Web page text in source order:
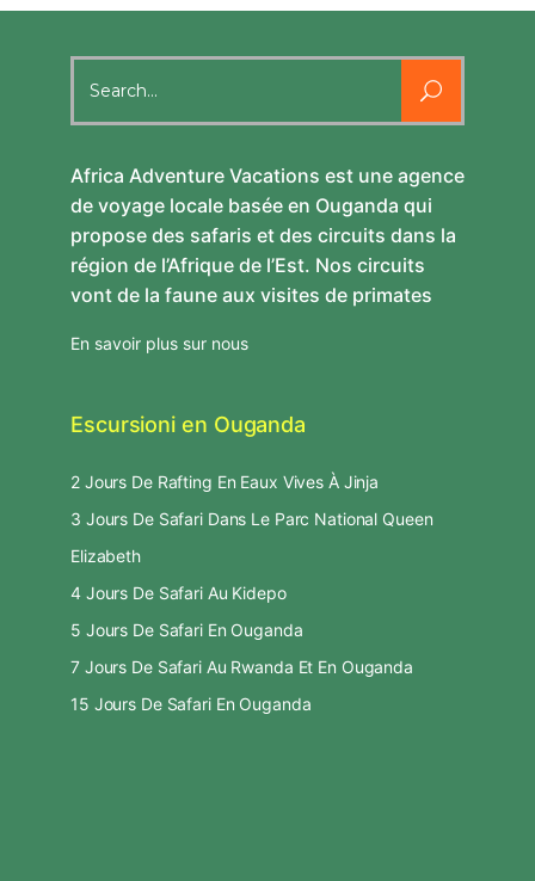
for:
Africa Adventure Vacations est une agence
de voyage locale basée en Ouganda qui
propose des safaris et des circuits dans la
région de l’Afrique de l’Est. Nos circuits
vont de la faune aux visites de primates
En savoir plus sur nous
Escursioni en Ouganda
2 Jours De Rafting En Eaux Vives À Jinja
3 Jours De Safari Dans Le Parc National Queen
Elizabeth
4 Jours De Safari Au Kidepo
5 Jours De Safari En Ouganda
7 Jours De Safari Au Rwanda Et En Ouganda
15 Jours De Safari En Ouganda